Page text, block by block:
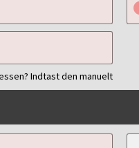
Indtast den manuelt